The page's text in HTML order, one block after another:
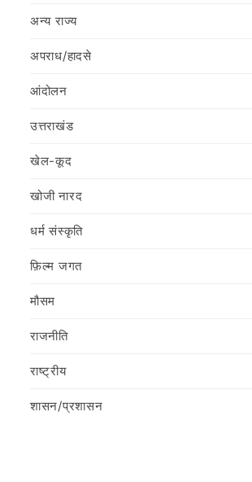
अन्य राज्य
अपराध/हादसे
आंदोलन
उत्तराखंड
खेल-कूद
खोजी नारद
धर्म संस्कृति
फ़िल्‍म जगत
मौसम
राजनीति
राष्ट्रीय
शासन/प्रशासन